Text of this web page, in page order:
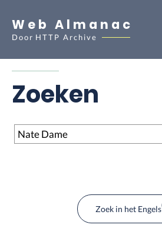
Web Almanac
Door HTTP Archive
Zoeken
Zoeken
Zoek in het Engels